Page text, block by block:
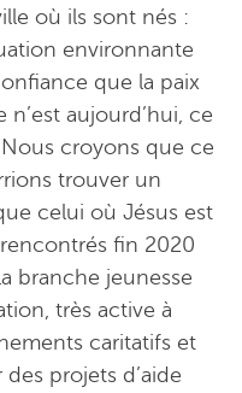
où ils sont nés :
environnante
que la paix
n’est aujourd’hui, ce
croyons que ce
trouver un
celui où Jésus est
rencontrés fin 2020
branche jeunesse
très active à
caritatifs et
projets d’aide